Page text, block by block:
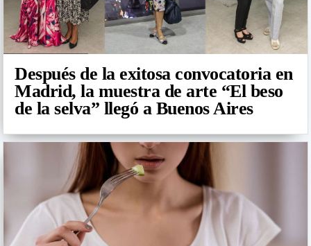
Después de la exitosa convocatoria en
Madrid, la muestra de arte “El beso
de la selva” llegó a Buenos Aires